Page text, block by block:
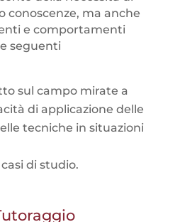
conoscenze, ma anche
e comportamenti
seguenti
sul campo mirate a
di applicazione delle
tecniche in situazioni
di studio.